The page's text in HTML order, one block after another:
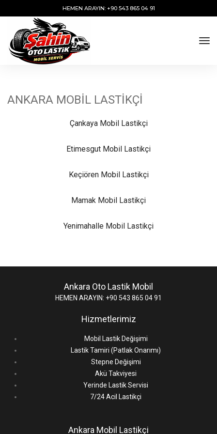
HEMEN ARAYIN: +90 543 865 04 91
ANKARA MOBİL LASTİKÇİ
Çankaya Mobil Lastikçi
Etimesgut Mobil Lastikçi
Keçiören Mobil Lastikçi
Mamak Mobil Lastikçi
Yenimahalle Mobil Lastikçi
Ankara Oto Lastik Mobil
HEMEN ARAYIN: +90 543 865 04 91
Hizmetlerimiz
Mobil Lastik Değişimi
Lastik Tamiri (Patlak Onarımı)
Stepne Değişimi
Akü Takviyesi
Yerinde Lastik Servisi
7/24 Acil Lastikçi
Ankara Mobil Lastikçi